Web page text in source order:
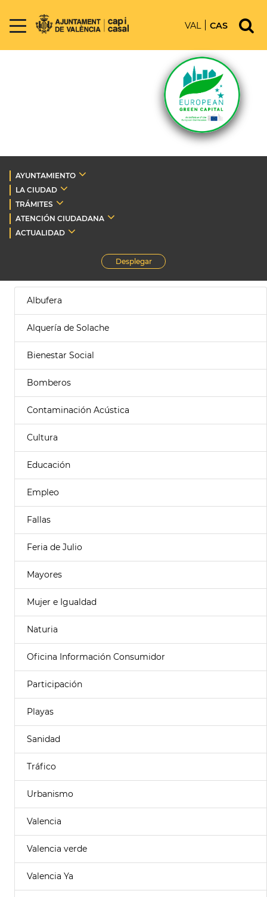
VAL CAS
AYUNTAMIENTO
LA CIUDAD
TRÁMITES
ATENCIÓN CIUDADANA
ACTUALIDAD
Desplegar
Albufera
Alquería de Solache
Bienestar Social
Bomberos
Contaminación Acústica
Cultura
Educación
Empleo
Fallas
Feria de Julio
Mayores
Mujer e Igualdad
Naturia
Oficina Información Consumidor
Participación
Playas
Sanidad
Tráfico
Urbanismo
Valencia
Valencia verde
Valencia Ya